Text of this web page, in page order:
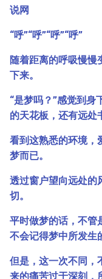
说网
“呼”“呼”“呼”“呼”
随着距离的呼吸慢慢
下来。
“是梦吗？”感觉到身
的天花板，还有远处
看到这熟悉的环境，
梦而已。
透过窗户望向远处的
切。
平时做梦的话，不管
不会记得梦中所发生
但是，这一次不同，
来的痛苦过于深刻，